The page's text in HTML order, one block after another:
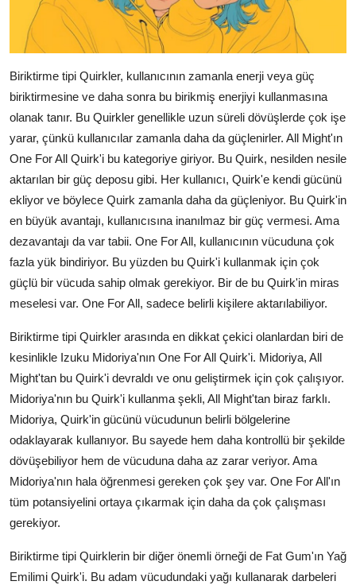
Biriktirme tipi Quirkler, kullanıcının zamanla enerji veya güç
biriktirmesine ve daha sonra bu birikmiş enerjiyi kullanmasına
olanak tanır. Bu Quirkler genellikle uzun süreli dövüşlerde çok işe
yarar, çünkü kullanıcılar zamanla daha da güçlenirler. All Might'ın
One For All Quirk'i bu kategoriye giriyor. Bu Quirk, nesilden nesile
aktarılan bir güç deposu gibi. Her kullanıcı, Quirk'e kendi gücünü
ekliyor ve böylece Quirk zamanla daha da güçleniyor. Bu Quirk'in
en büyük avantajı, kullanıcısına inanılmaz bir güç vermesi. Ama
dezavantajı da var tabii. One For All, kullanıcının vücuduna çok
fazla yük bindiriyor. Bu yüzden bu Quirk'i kullanmak için çok
güçlü bir vücuda sahip olmak gerekiyor. Bir de bu Quirk'in miras
meselesi var. One For All, sadece belirli kişilere aktarılabiliyor.
Biriktirme tipi Quirkler arasında en dikkat çekici olanlardan biri de
kesinlikle Izuku Midoriya'nın One For All Quirk'i. Midoriya, All
Might'tan bu Quirk'i devraldı ve onu geliştirmek için çok çalışıyor.
Midoriya'nın bu Quirk'i kullanma şekli, All Might'tan biraz farklı.
Midoriya, Quirk'in gücünü vücudunun belirli bölgelerine
odaklayarak kullanıyor. Bu sayede hem daha kontrollü bir şekilde
dövüşebiliyor hem de vücuduna daha az zarar veriyor. Ama
Midoriya'nın hala öğrenmesi gereken çok şey var. One For All'ın
tüm potansiyelini ortaya çıkarmak için daha da çok çalışması
gerekiyor.
Biriktirme tipi Quirklerin bir diğer önemli örneği de Fat Gum'ın Yağ
Emilimi Quirk'i. Bu adam vücudundaki yağı kullanarak darbeleri